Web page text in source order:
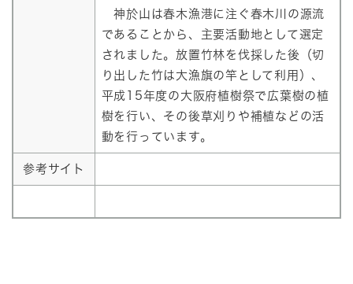
神於山は春木漁港に注ぐ春木川の源流
であることから、主要活動地として選定
されました。放置竹林を伐採した後（切
り出した竹は大漁旗の竿として利用）、
平成15年度の大阪府植樹祭で広葉樹の植
樹を行い、その後草刈りや補植などの活
動を行っています。
参考サイト